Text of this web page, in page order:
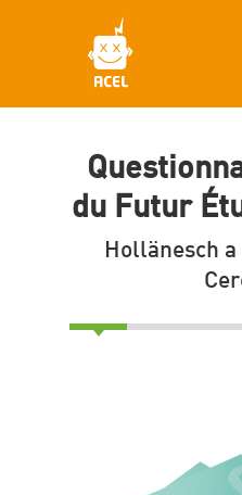
du Futur
Hollänesch